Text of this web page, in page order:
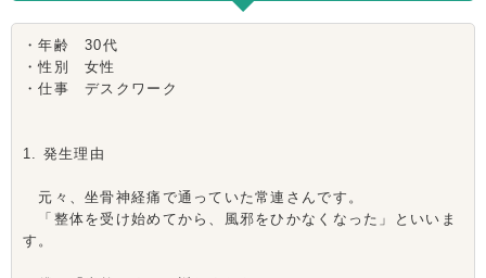
・年齢 30代
・性別 女性
・仕事 デスクワーク
1. 発生理由
元々、坐骨神経痛で通っていた常連さんです。
「整体を受け始めてから、風邪をひかなくなった」といいま
す。